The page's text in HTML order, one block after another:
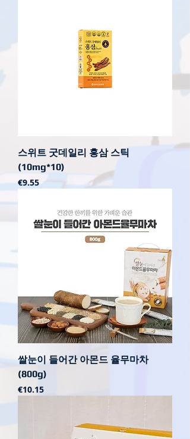
스위트 굿데일리 홍삼 스틱
(10mg*10)
가격
€9.55
쌀눈이 들어간 아몬드 율무마차
(800g)
가격
€10.15